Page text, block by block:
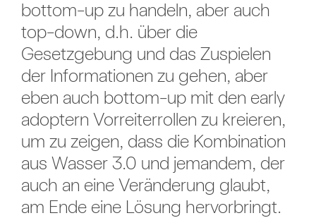
bottom-up zu handeln, aber auch
top-down, d.h. über die
Gesetzgebung und das Zuspielen
der Informationen zu gehen, aber
eben auch bottom-up mit den early
adoptern Vorreiterrollen zu kreieren,
um zu zeigen, dass die Kombination
aus Wasser 3.0 und jemandem, der
auch an eine Veränderung glaubt,
am Ende eine Lösung hervorbringt.